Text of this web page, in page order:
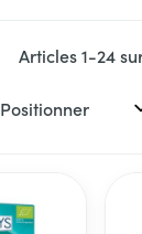
Articles1-24
Trier par: